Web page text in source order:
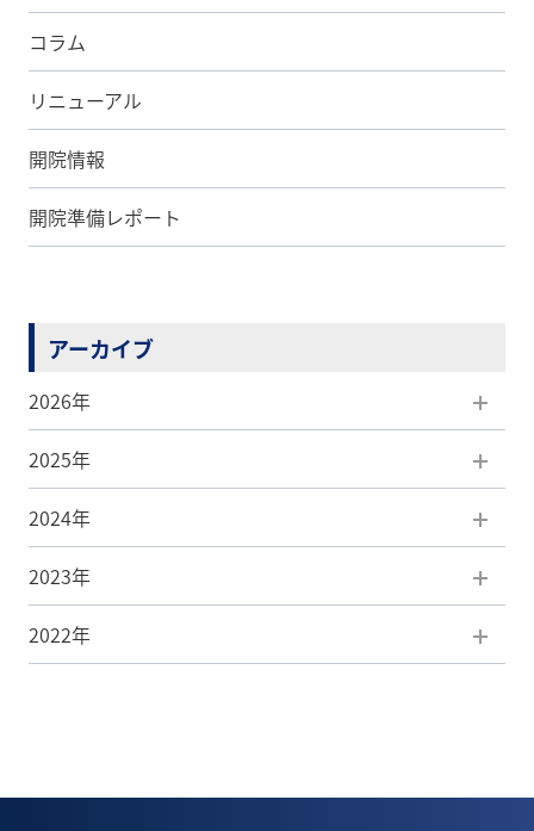
コラム
リニューアル
開院情報
開院準備レポート
アーカイブ
2026年
8月(1)
7月(5)
6月(5)
5月(5)
2025年
12月(5)
11月(7)
10月(5)
2024年
12月(3)
11月(4)
2023年
12月(3)
2022年